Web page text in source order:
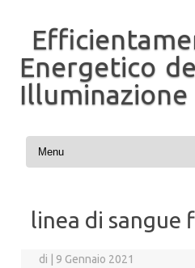
Energetico
Illuminazione
Vai al contenuto
linea di sangue
di 9 Gennaio 2021